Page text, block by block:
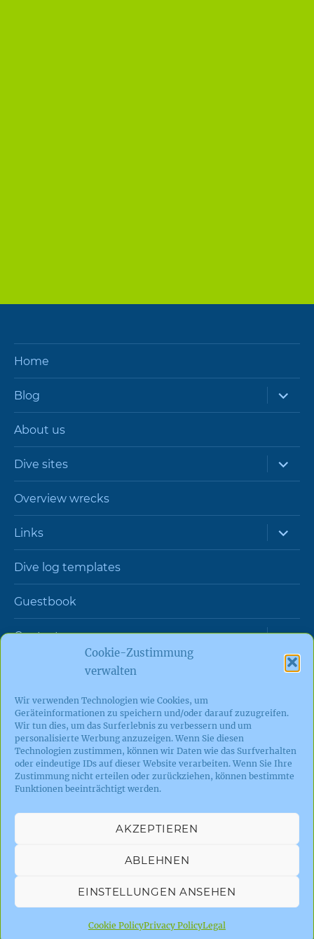
Cookie-Zustimmung
verwalten
Wir verwenden Technologien wie Cookies, um
Geräteinformationen zu speichern und/oder darauf zuzugreifen.
Wir tun dies, um das Surferlebnis zu verbessern und um
personalisierte Werbung anzuzeigen. Wenn Sie diesen
Technologien zustimmen, können wir Daten wie das Surfverhalten
oder eindeutige IDs auf dieser Website verarbeiten. Wenn Sie Ihre
Zustimmung nicht erteilen oder zurückziehen, können bestimmte
Funktionen beeinträchtigt werden.
AKZEPTIEREN
ABLEHNEN
EINSTELLUNGEN ANSEHEN
Cookie PolicyPrivacy PolicyLegal
Home
Blog
expand
child
menu
About us
Dive sites
expand
child
menu
Overview wrecks
Links
expand
child
menu
Dive log templates
Guestbook
Contact
expand
menu
Legal
Privacy Policy
Cookie Policy (EU)
child
YouTube
Pro-Taucher2004-2026